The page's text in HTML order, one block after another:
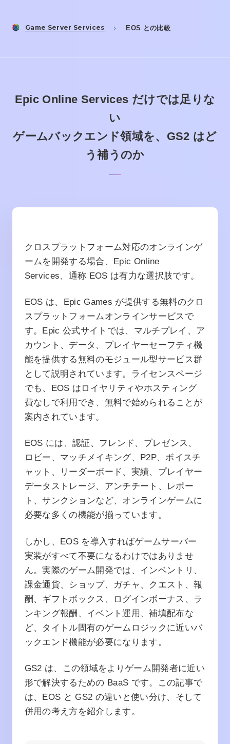
Game Server Services EOS との比較
Epic Online Services だけでは足りな
い
ゲームバックエンド領域を、GS2 はど
う補うのか
クロスプラットフォーム対応のオンラインゲ
ームを開発する場合、Epic Online
Services、通称 EOS は有力な選択肢です。
EOS は、Epic Games が提供する無料のクロ
スプラットフォームオンラインサービスで
す。Epic 公式サイトでは、マルチプレイ、ア
カウント、データ、プレイヤーセーフティ機
能を提供する無料のモジュール型サービス群
として説明されています。ライセンスページ
でも、EOS はロイヤリティやホスティング
費なしで利用でき、無料で始められることが
案内されています。
EOS には、認証、フレンド、プレゼンス、
ロビー、マッチメイキング、P2P、ボイスチ
ャット、リーダーボード、実績、プレイヤー
データストレージ、アンチチート、レポー
ト、サンクションなど、オンラインゲームに
必要な多くの機能が揃っています。
しかし、EOS を導入すればゲームサーバー
実装がすべて不要になるわけではありませ
ん。実際のゲーム開発では、インベントリ、
課金通貨、ショップ、ガチャ、クエスト、報
酬、ギフトボックス、ログインボーナス、ラ
ンキング報酬、イベント運用、補填配布な
ど、タイトル固有のゲームロジックに近いバ
ックエンド機能が必要になります。
GS2 は、この領域をよりゲーム開発者に近い
形で解決するための BaaS です。この記事で
は、EOS と GS2 の違いと使い分け、そして
併用の考え方を紹介します。